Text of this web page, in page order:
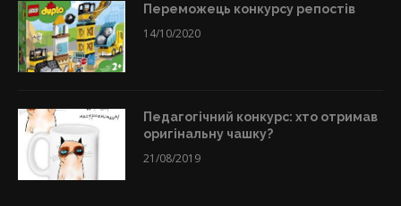
Переможець конкурсу репостів
14/10/2020
Педагогічний конкурс: хто отримав
оригінальну чашку?
21/08/2019